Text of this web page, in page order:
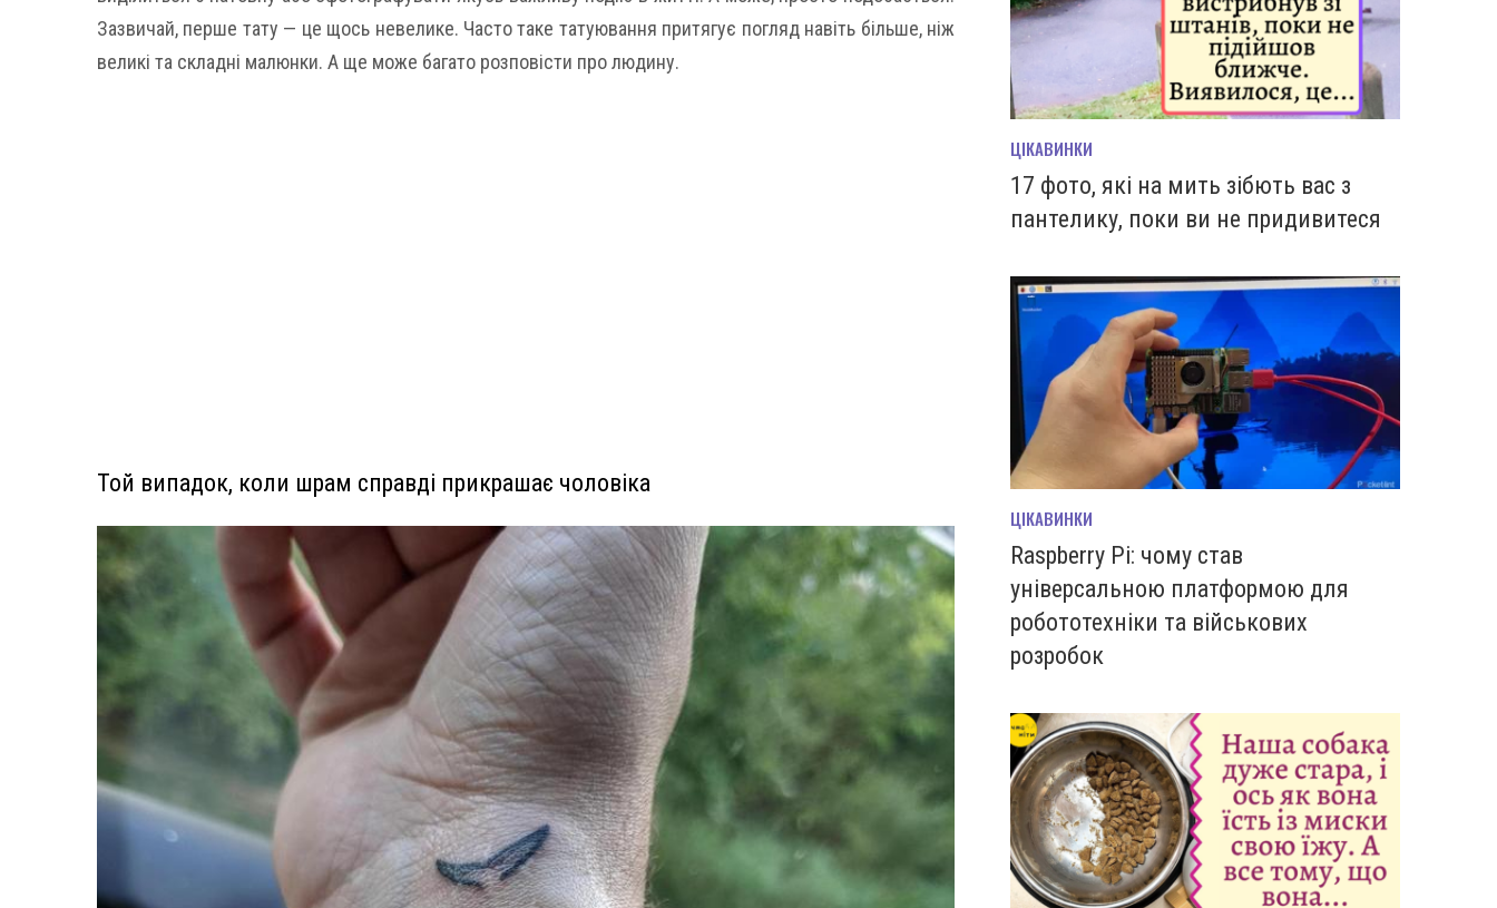
Зазвичай, перше тату — це щось невелике. Часто таке татуювання притягує погляд навіть більше, ніж
великі та складні малюнки. А ще може багато розповісти про людину.
Той випадок, коли шрам справді прикрашає чоловіка
ЦІКАВИНКИ
17 фото, які на мить зiбють вас з
пантелику, поки ви не придивитеся
ЦІКАВИНКИ
Raspberry Pi: чому став
універсальною платформою для
робототехніки та військових
розробок